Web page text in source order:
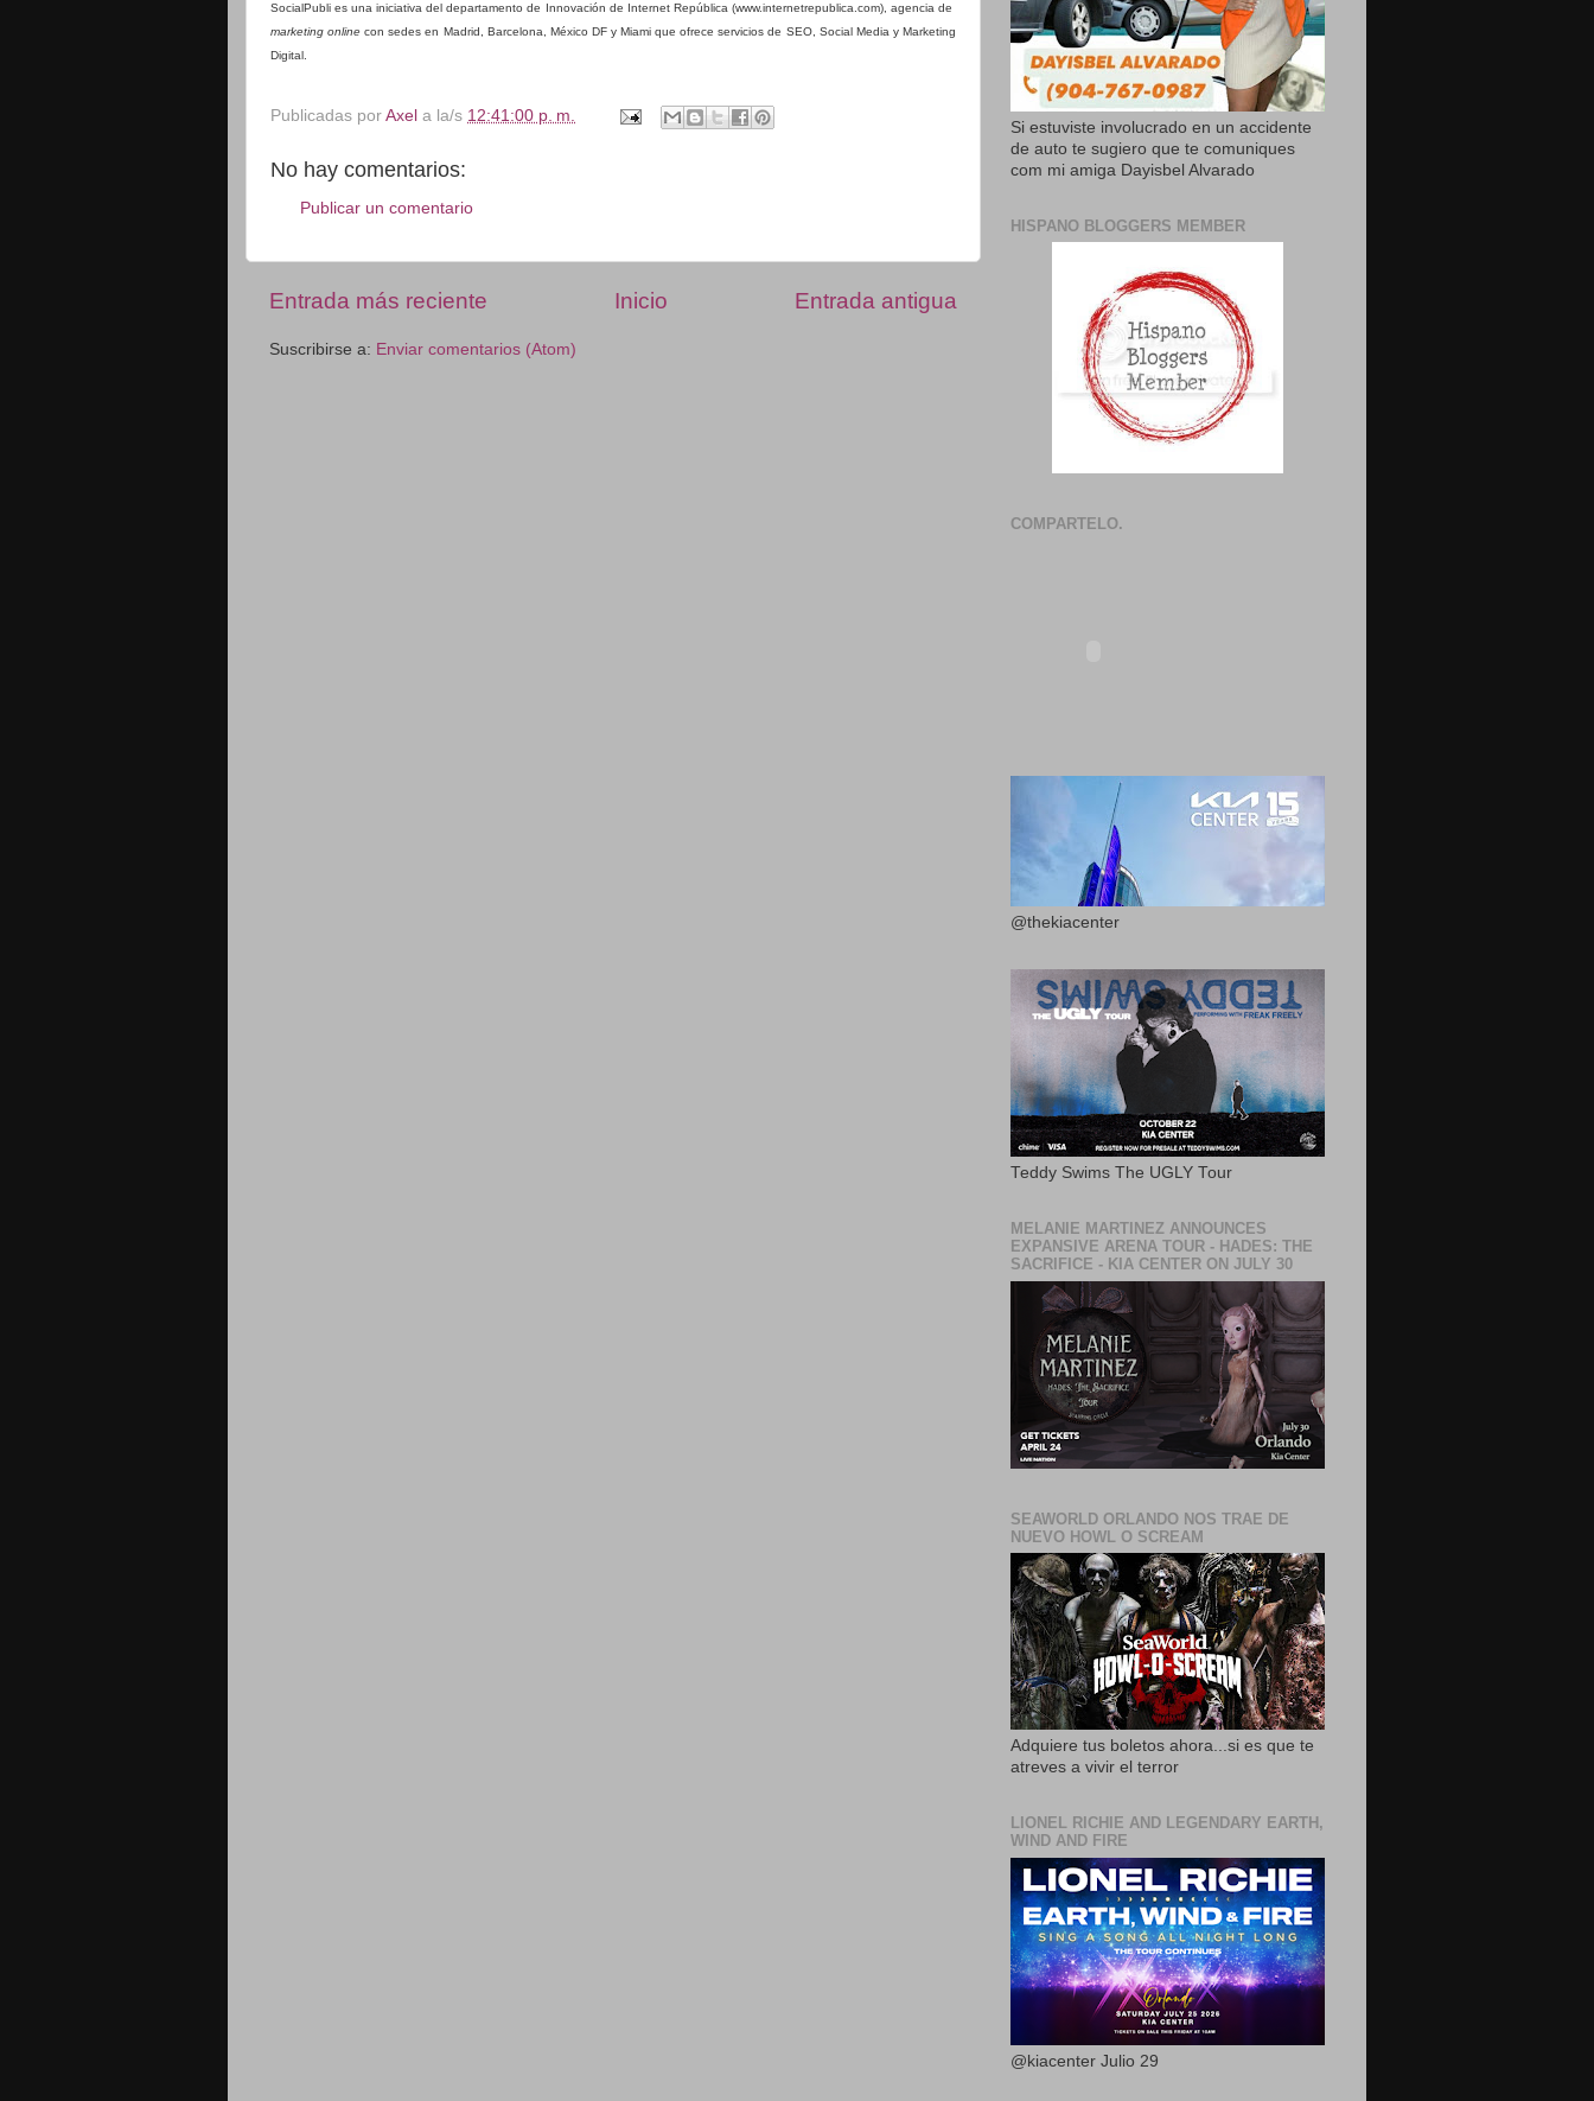
SocialPubli es una iniciativa del departamento de Innovación de Internet República (www.internetrepublica.com), agencia de
marketing online con sedes en Madrid, Barcelona, México DF y Miami que ofrece servicios de SEO, Social Media y Marketing
Digital.
Publicadas por Axel a la/s 12:41:00 p. m.
No hay comentarios:
Publicar un comentario
Entrada más reciente Entrada antigua
Inicio
Suscribirse a: Enviar comentarios (Atom)
Si estuviste involucrado en un accidente
de auto te sugiero que te comuniques
com mi amiga Dayisbel Alvarado
HISPANO BLOGGERS MEMBER
COMPARTELO.
@thekiacenter
Teddy Swims The UGLY Tour
MELANIE MARTINEZ ANNOUNCES
EXPANSIVE ARENA TOUR - HADES: THE
SACRIFICE - KIA CENTER ON JULY 30
SEAWORLD ORLANDO NOS TRAE DE
NUEVO HOWL O SCREAM
Adquiere tus boletos ahora...si es que te
atreves a vivir el terror
LIONEL RICHIE AND LEGENDARY EARTH,
WIND AND FIRE
@kiacenter Julio 29